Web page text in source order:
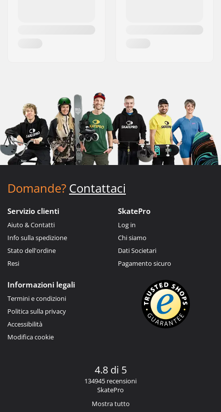
Domande? Contattaci
Servizio clienti
Aiuto & Contatti
Info sulla spedizione
Stato dell'ordine
Resi
SkatePro
Log in
Chi siamo
Dati Societari
Pagamento sicuro
Informazioni legali
Termini e condizioni
Politica sulla privacy
Accessibilità
Modifica cookie
4.8 di 5
134945 recensioni
SkatePro
Mostra tutto